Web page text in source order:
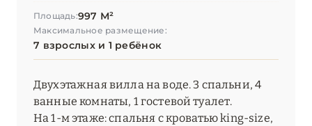
Площадь:997 М²
Максимальное размещение:
7 взрослых и 1 ребёнок
Двухэтажная вилла на воде. 3 спальни, 4
ванные комнаты, 1 гостевой туалет.
На 1-м этаже: спальня с кроватью king-size,